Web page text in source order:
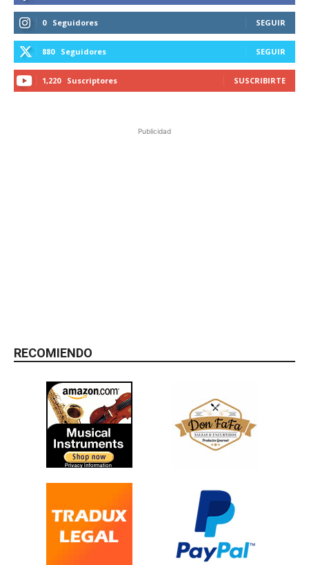
0 Seguidores SEGUIR
880 Seguidores SEGUIR
1,220 Suscriptores SUSCRIBIRTE
Publicidad
RECOMIENDO